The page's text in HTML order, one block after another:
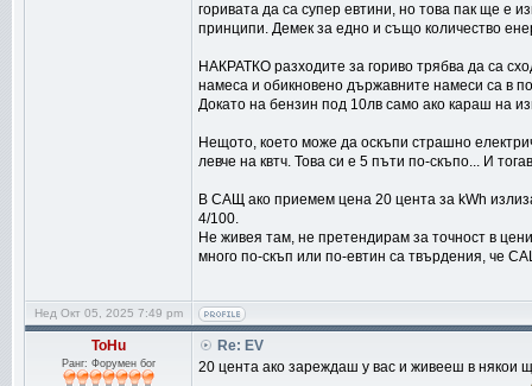
горивата да са супер евтини, но това пак ще е
принципи. Демек за едно и също количество
НАКРАТКО разходите за гориво трябва да са
намеса и обикновено държавните намеси са в
Докато на бензин под 10лв само ако караш на
Нещото, което може да оскъпи страшно
левче на квтч. Това си е 5 пъти по-скъпо... И
В САЩ ако приемем цена 20 цента за kWh
4/100.
Не живея там, не претендирам за точност в
много по-скъп или по-евтин са твърдения, че
Нед Окт 05, 2025 7:49 pm
ToHu
Ранг: Форумен бог
Re: EV
20 цента ако зареждаш у вас и живееш в някои